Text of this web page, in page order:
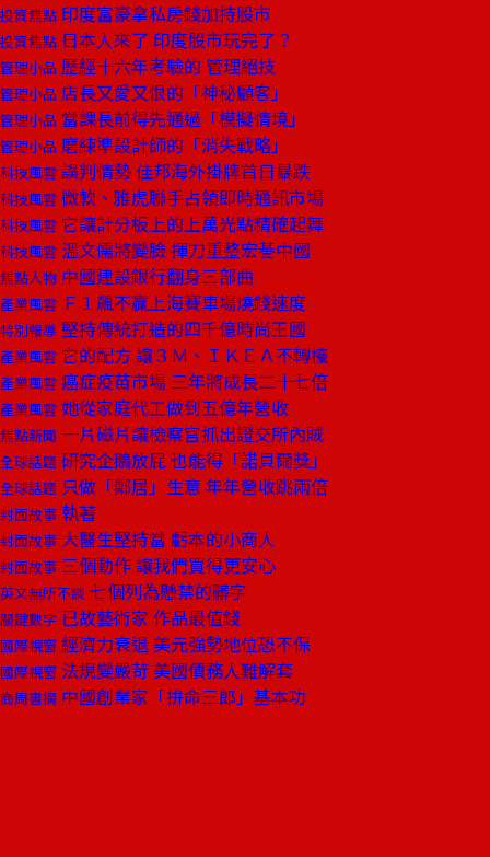
投資焦點 印度富豪拿私房錢加持股市
投資焦點 日本人來了 印度股市玩完了？
管理小品 歷經十六年考驗的 管理絕技
管理小品 店長又愛又恨的「神秘顧客」
管理小品 當課長前得先通過「模擬情境」
管理小品 磨練準設計師的「消失戰略」
科技風雲 誤判情勢 佳邦海外掛牌首日暴跌
科技風雲 微軟、雅虎聯手占領即時通訊市場
科技風雲 它讓計分板上的上萬光點精確起舞
科技風雲 溫文儒將變臉 揮刀重整宏諅中國
焦點人物 中國建設銀行翻身三部曲
產業風雲 Ｆ１飆不贏上海賽車場燒錢速度
特別報導 堅持傳統打造的四千億時尚王國
產業風雲 它的配方 讓３Ｍ、ＩＫＥＡ不轉檯
產業風雲 癌症疫苗市場 三年將成長二十七倍
產業風雲 她從家庭代工做到五億年營收
焦點新聞 一片磁片讓檢察官抓出證交所內賊
全球話題 研究企鵝放屁 也能得「諾貝爾獎」
全球話題 只做「鄰居」生意 年年營收跳兩倍
封面故事 執著
封面故事 大醫生堅持當 虧本的小商人
封面故事 三個動作 讓我們買得更安心
英文無所不談 七個列為懸禁的髒字
關鍵數字 已故藝術家 作品最值錢
國際視窗 經濟力衰退 美元強勢地位恐不保
國際視窗 法規變嚴苛 美國債務人難解套
商周書摘 中國創業家「拚命三郎」基本功